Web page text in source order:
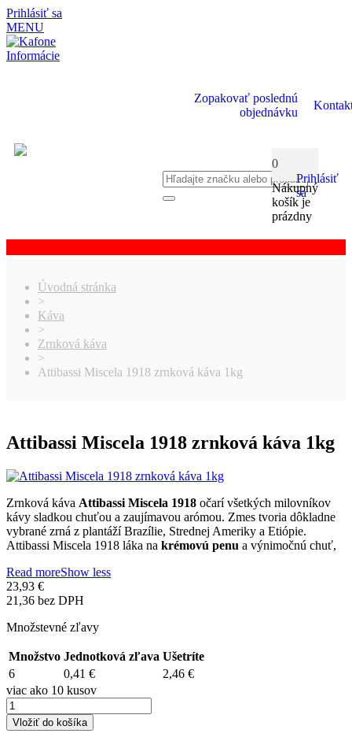
Prihlásiť sa
MENU
Informácie
Zopakovať poslednú
objednávku
0
Nákupný
košík je
prázdny
Prihlásiť
sa
Úvodná stránka
>
Káva
>
Zrnková káva
>
Attibassi Miscela 1918 zrnková káva 1kg
Attibassi Miscela 1918 zrnková káva 1kg
Zrnková káva Attibassi Miscela 1918 očarí všetkých milovníkov
kávy sladkou chuťou a zaujímavou arómou. Zmes tvoria dôkladne
vybrané zrná z plantáží Brazílie, Strednej Ameriky a Etiópie.
Attibassi Miscela 1918 láka na krémovú penu a výnimočnú chuť,
Read moreShow less
23,93 €
21,36 bez DPH
Množstevné zľavy
Množstvo Jednotková zľava Ušetríte
6
0,41 €
2,46 €
viac ako 10 kusov
Vložiť do košíka